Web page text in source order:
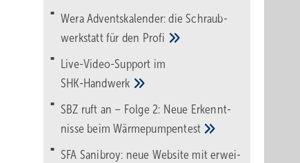
Wera Adventskalender: die Schraub­
werk­statt für den Pro­fi
Live-Video-Support im
SHK-Handwerk
SBZ ruft an – Folge 2: Neue Erkennt­
nisse beimWärme­pumpen­test
SFA Sanibroy: neue Web­site mit erwei­